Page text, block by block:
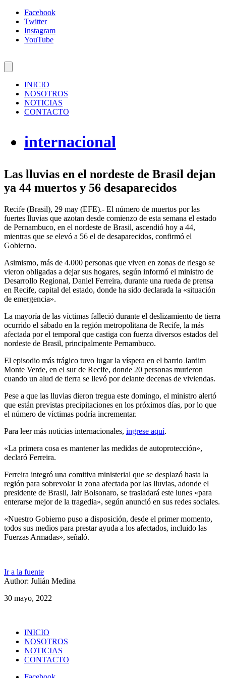
Facebook
Twitter
Instagram
YouTube
INICIO
NOSOTROS
NOTICIAS
CONTACTO
internacional
Las lluvias en el nordeste de Brasil dejan
ya 44 muertos y 56 desaparecidos
Recife (Brasil), 29 may (EFE).- El número de muertos por las
fuertes lluvias que azotan desde comienzo de esta semana el estado
de Pernambuco, en el nordeste de Brasil, ascendió hoy a 44,
mientras que se elevó a 56 el de desaparecidos, confirmó el
Gobierno.
Asimismo, más de 4.000 personas que viven en zonas de riesgo se
vieron obligadas a dejar sus hogares, según informó el ministro de
Desarrollo Regional, Daniel Ferreira, durante una rueda de prensa
en Recife, capital del estado, donde ha sido declarada la «situación
de emergencia».
La mayoría de las víctimas falleció durante el deslizamiento de tierra
ocurrido el sábado en la región metropolitana de Recife, la más
afectada por el temporal que castiga con fuerza diversos estados del
nordeste de Brasil, principalmente Pernambuco.
El episodio más trágico tuvo lugar la víspera en el barrio Jardim
Monte Verde, en el sur de Recife, donde 20 personas murieron
cuando un alud de tierra se llevó por delante decenas de viviendas.
Pese a que las lluvias dieron tregua este domingo, el ministro alertó
que están previstas precipitaciones en los próximos días, por lo que
el número de víctimas podría incrementar.
Para leer más noticias internacionales, ingrese aquí.
«La primera cosa es mantener las medidas de autoprotección»,
declaró Ferreira.
Ferreira integró una comitiva ministerial que se desplazó hasta la
región para sobrevolar la zona afectada por las lluvias, adonde el
presidente de Brasil, Jair Bolsonaro, se trasladará este lunes «para
enterarse mejor de la tragedia», según anunció en sus redes sociales.
«Nuestro Gobierno puso a disposición, desde el primer momento,
todos sus medios para prestar ayuda a los afectados, incluido las
Fuerzas Armadas», señaló.
Ir a la fuente
Author: Julián Medina
30 mayo, 2022
INICIO
NOSOTROS
NOTICIAS
CONTACTO